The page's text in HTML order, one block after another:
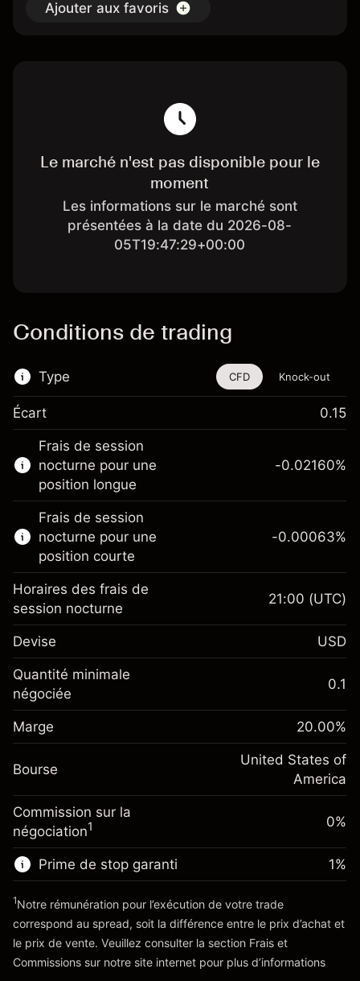
Ajouter aux favoris
Le marché n'est pas disponible pour le
moment
Les informations sur le marché sont
présentées à la date du 2026-08-
05T19:47:29+00:00
Conditions de trading
Type
Cet instrument financier est disponible pour
le trading via les CFD et les Knock-outs.
En savoir plus sur :
CFD
Knock-outs
CFD Knock-out
Écart 0.15
Frais de session
nocturne pour une
position longue
Marge. Votre
investissement
$1,000.00
Ajustement des fonds de
overnight
(-$1.08)
Taille de la position avec effet de levier
~$5,000.00
$4,000.00
Vers la plateforme
-0.02160%
Frais de session
nocturne pour une
position courte
Marge. Votre
investissement
Ajustement des fonds
Frais sur la valeur totale de la
position
-0.000626
%
(-$0.03)
Taille de la position avec effet de levier
~$5,000.00
Valeur nominale avec effet de levier
Vers la plateforme
-0.00063%
Horaires des frais de
session nocturne
21:00 (UTC)
Devise USD
Quantité minimale
négociée
0.1
Marge 20.00%
Bourse
United States of
America
Commission sur la
négociation1 0%
Prime de stop garanti
'Tarifs et Frais
1%
1Notre rémunération pour l’exécution de votre trade
correspond au spread, soit la différence entre le prix d’achat et
le prix de vente. Veuillez consulter la section Frais et
Commissions sur notre site internet pour plus d’informations